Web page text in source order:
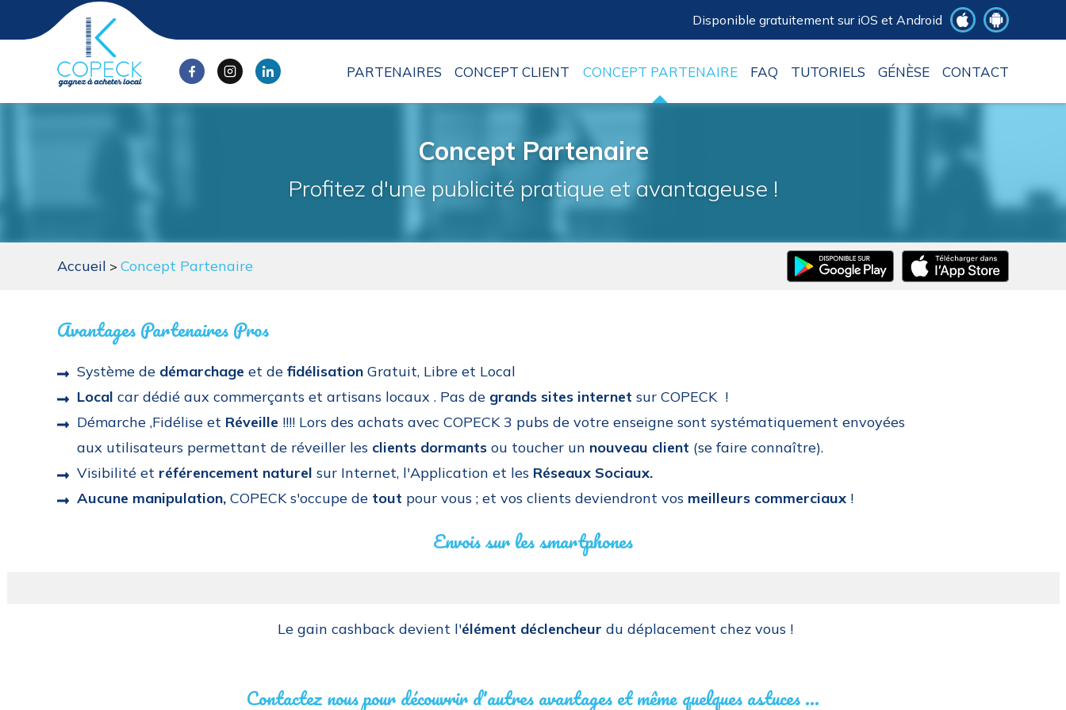
Disponible gratuitement sur iOS et Android
PARTENAIRES CONCEPT CLIENT CONCEPT PARTENAIRE FAQ TUTORIELS GÉNÈSE CONTACT
Concept Partenaire
Profitez d'une publicité pratique et avantageuse !
Accueil Concept Partenaire
Avantages Partenaires Pros
Système de démarchage et de fidélisation Gratuit, Libre et Local
Local car dédié aux commerçants et artisans locaux . Pas de grands sites internet sur COPECK !
Démarche ,Fidélise et Réveille !!!! Lors des achats avec COPECK 3 pubs de votre enseigne sont systématiquement envoyées
aux utilisateurs permettant de réveiller les clients dormants ou toucher un nouveau client (se faire connaître).
Visibilité et référencement naturel sur Internet, l'Application et les Réseaux Sociaux.
Aucune manipulation, COPECK s'occupe de tout pour vous ; et vos clients deviendront vos meilleurs commerciaux !
Envois sur les smartphones
Le gain cashback devient l'élément déclencheur du déplacement chez vous !
Contactez nous pour découvrir d'autres avantages et même quelques astuces ...